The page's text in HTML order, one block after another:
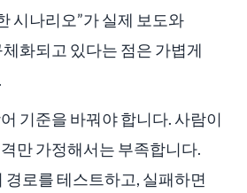
시나리오”가 실제 보도와
화되고 있다는 점은 가볍게
기준을 바꿔야 합니다. 사람이
만 가정해서는 부족합니다.
경로를 테스트하고, 실패하면